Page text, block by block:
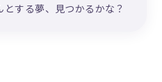
する夢、見つかるかな？